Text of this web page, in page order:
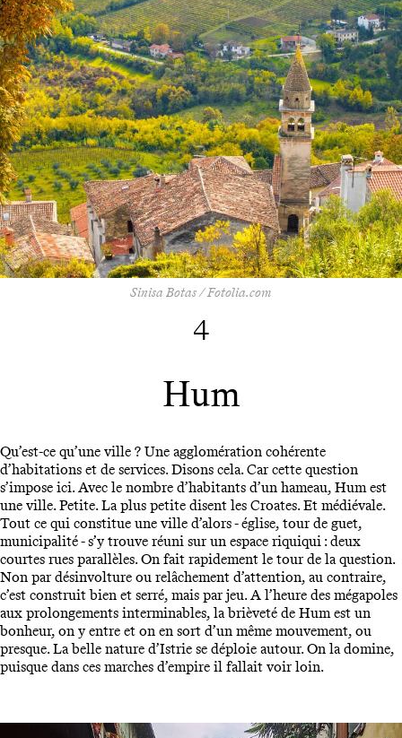
Sinisa Botas / Fotolia.com
4
Hum
Qu’est-ce qu’une ville ? Une agglomération cohérente
d’habitations et de services. Disons cela. Car cette question
s’impose ici. Avec le nombre d’habitants d’un hameau, Hum est
une ville. Petite. La plus petite disent les Croates. Et médiévale.
Tout ce qui constitue une ville d’alors - église, tour de guet,
municipalité - s’y trouve réuni sur un espace riquiqui : deux
courtes rues parallèles. On fait rapidement le tour de la question.
Non par désinvolture ou relâchement d’attention, au contraire,
c’est construit bien et serré, mais par jeu. A l’heure des mégapoles
aux prolongements interminables, la brièveté de Hum est un
bonheur, on y entre et on en sort d’un même mouvement, ou
presque. La belle nature d’Istrie se déploie autour. On la domine,
puisque dans ces marches d’empire il fallait voir loin.